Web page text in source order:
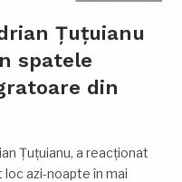
Țuțuianu
spatele
din
Țuțuianu, a reacționat
loc azi-noapte în mai